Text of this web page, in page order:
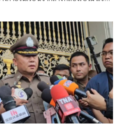
และโปร่งใส พร้อมรอผลชันสูตร
ย์ ยธ. - นิติเวช